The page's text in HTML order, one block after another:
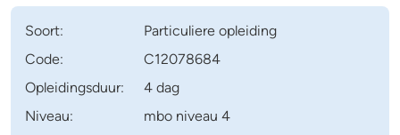
Soort:
Particuliere opleiding
Code:
C12078684
Opleidingsduur:
4 dag
Niveau:
mbo niveau 4